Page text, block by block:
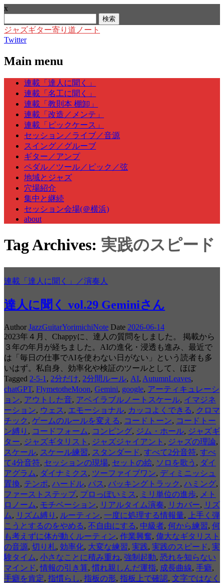
x
索:
ジャズギター寄り道ノート
Twitter
Main menu
Skip
content
連載「達人に聞く」
連載「名工に聞く」
連載「教則本 棚卸」
連載「改造／メンテ」
連載「ピックケース」
セッション／ライブ／音源
スイング／グルーブ
ギター／アンプ
ペダル／ツール／ピック／弦
地域とジャズ
穴場紹介
集中と継続
セッション会場(＠横浜)
about
Tag Archives: 実践のスピード
連載「達人に聞く」／演奏人
達人に聞く vol.29 Geminiさん
Author JazzGuitarYorimichiNote Date 2026-06-14
2023年４月、Chappyに、達人の質問をしました。 掲載から
３年の年月が経ちました。AIの進化・浸透も進み、最近で
は「毎日の仕事でAIを使わない日がない」という読者も多
いはず。私自身、効率化や検証のツールとして、ほぼ
Tagged 2-5-1 , 2分だけ, 2分間ルール, AI, AutumnLeaves,
chatGPT, FlymetotheMoon, Gemini, google, アーティキュレーシ
ョン, アウトした音, アベイラブルノートスケール, イマジネ
ーション, ウェス , エモーショナル, カッコよくできる, クロマ
チック , ゲームのルールを変える, コードトーン, コードトー
ン縛り , コードフォーム, コンピング, ジム・ホール, ジャズギ
ター, ジャズギタリスト , ジャズジャイアント , ジャズの理論,
スケール, スケール練習, スタンダード, すべて2分音符, すべ
て4分音符, セッションの現場, セットの絵, ソロを歌う , ダイ
アグラム, ダイナミクス , ツーファイブワン, ディミニッシュ
置換, テンポ, ハードル, パス , バッキングトラック , ハミング,
ファーストステップ, プロっぽいミス , ミリ単位の進歩, メト
ロノーム, モチベーション, リアルタイム演奏, リカバー, リズ
ム, リズム縛り , ルーティン, 一度に処理する情報量,
上手く弾
こうとするのをやめる, 不自由にする, 中級者, 何から練習, 何
も考えずに体が動くルーティン, 作業興奮, 偉大なギタリスト
の音源, 切り札, 効率化, 大変な練習, 実践, 実践のスピード, 実
験タイム, 小さなことに積み重ね, 強制起動, 恐れを知らない
マインド,情報の引き算,慣れ親しんだ運指, 成長曲線, 手癖,
手癖を肯定, 指慣らし, 指板の形, 指板上で確認, 文字ではなく